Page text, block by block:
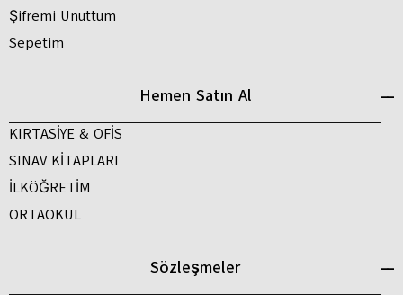
Şifremi Unuttum
Sepetim
Hemen Satın Al
KIRTASİYE & OFİS
SINAV KİTAPLARI
İLKÖĞRETİM
ORTAOKUL
Sözleşmeler